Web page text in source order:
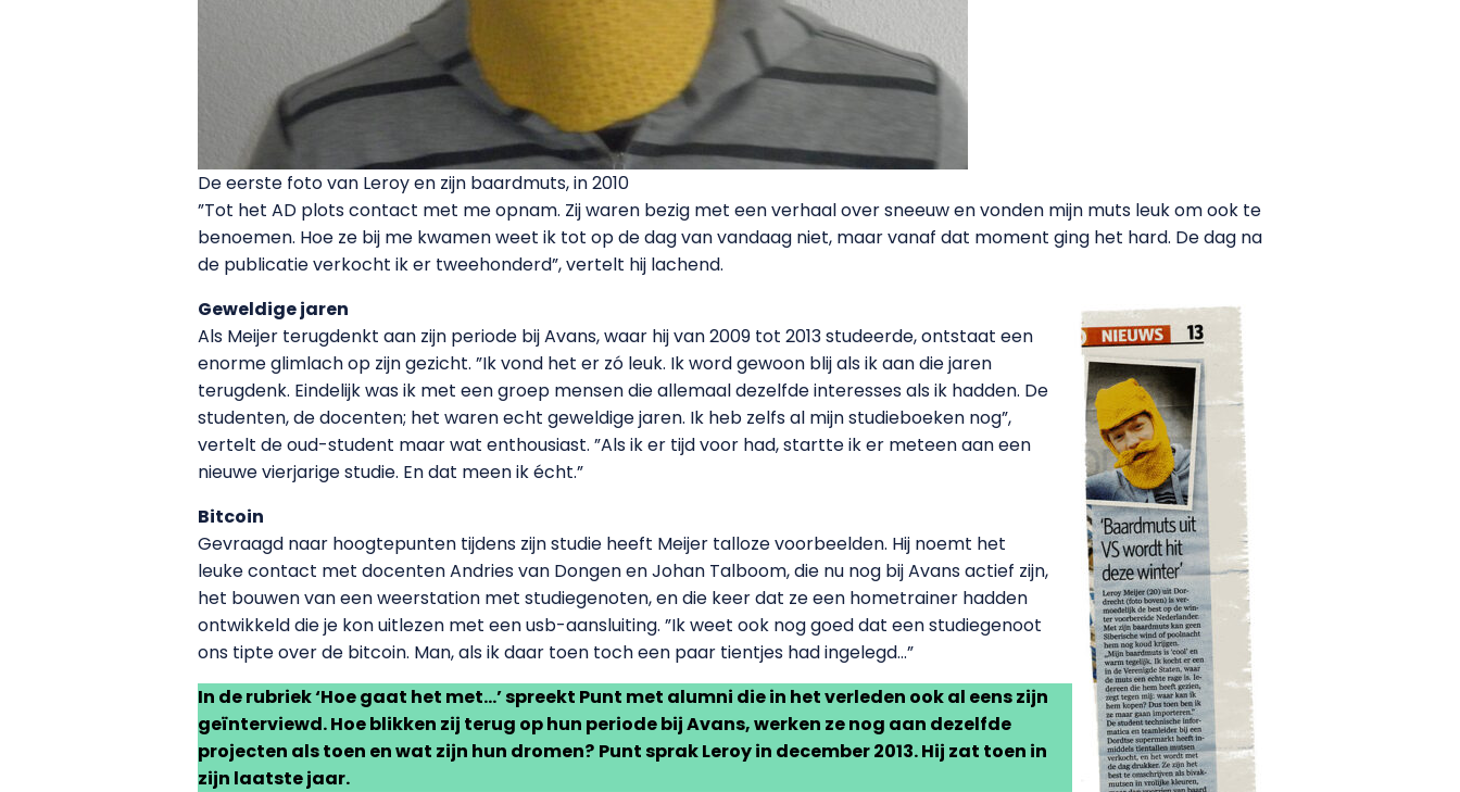
De eerste foto van Leroy en zijn baardmuts, in 2010
”Tot het AD plots contact met me opnam. Zij waren bezig met een verhaal over sneeuw en vonden mijn muts leuk om ook te
benoemen. Hoe ze bij me kwamen weet ik tot op de dag van vandaag niet, maar vanaf dat moment ging het hard. De dag na
de publicatie verkocht ik er tweehonderd”, vertelt hij lachend.
Geweldige jaren
Als Meijer terugdenkt aan zijn periode bij Avans, waar hij van 2009 tot 2013 studeerde, ontstaat een
enorme glimlach op zijn gezicht. ”Ik vond het er zó leuk. Ik word gewoon blij als ik aan die jaren
terugdenk. Eindelijk was ik met een groep mensen die allemaal dezelfde interesses als ik hadden. De
studenten, de docenten; het waren echt geweldige jaren. Ik heb zelfs al mijn studieboeken nog”,
vertelt de oud-student maar wat enthousiast. ”Als ik er tijd voor had, startte ik er meteen aan een
nieuwe vierjarige studie. En dat meen ik écht.”
Bitcoin
Gevraagd naar hoogtepunten tijdens zijn studie heeft Meijer talloze voorbeelden. Hij noemt het
leuke contact met docenten Andries van Dongen en Johan Talboom, die nu nog bij Avans actief zijn,
het bouwen van een weerstation met studiegenoten, en die keer dat ze een hometrainer hadden
ontwikkeld die je kon uitlezen met een usb-aansluiting. ”Ik weet ook nog goed dat een studiegenoot
ons tipte over de bitcoin. Man, als ik daar toen toch een paar tientjes had ingelegd…”
In de rubriek ‘Hoe gaat het met…’ spreekt Punt met alumni die in het verleden ook al eens zijn
geïnterviewd. Hoe blikken zij terug op hun periode bij Avans, werken ze nog aan dezelfde
projecten als toen en wat zijn hun dromen? Punt sprak Leroy in december 2013. Hij zat toen in
zijn laatste jaar.